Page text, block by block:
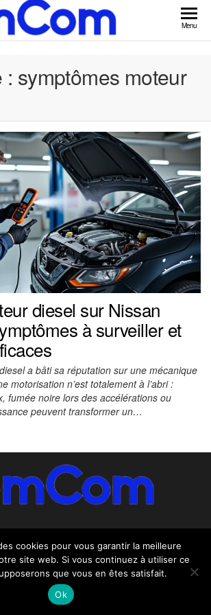
ComCom
Menu
: symptômes moteur
diesel sur Nissan
à surveiller et
a bâti sa réputation sur une mécanique
motorisation n’est totalement à l’abri :
fumée noire lors des accélérations ou
peuvent transformer un…
droits reservés
cookies pour vous garantir la meilleure
site web. Si vous continuez à utiliser ce
que vous en êtes satisfait.
Ok